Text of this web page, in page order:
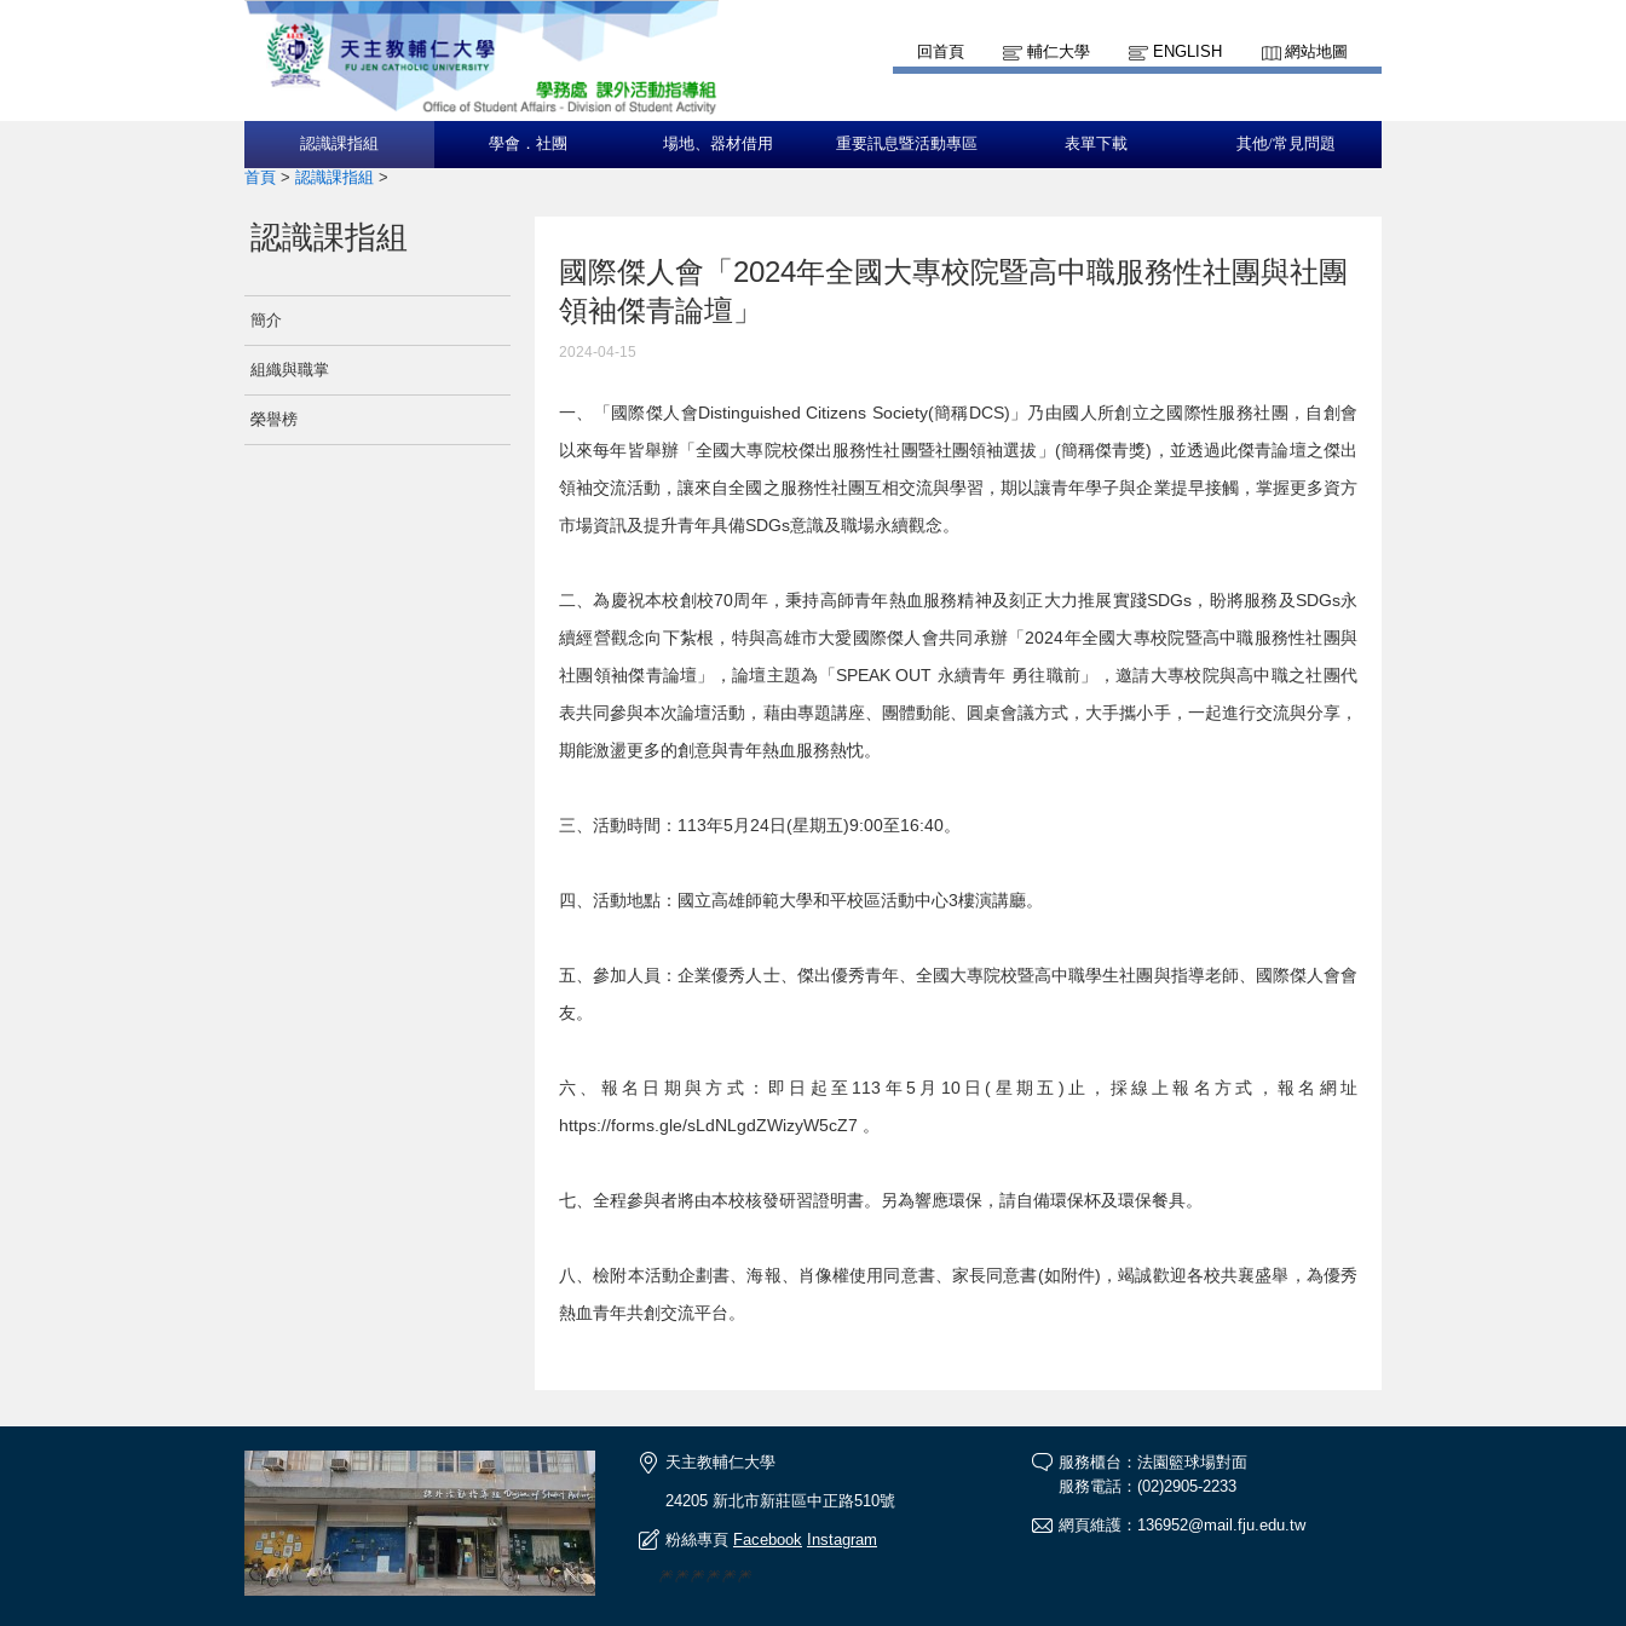
回首頁 輔仁大學 ENGLISH 網站地圖
認識課指組 學會．社團 場地、器材借用 重要訊息暨活動專區 表單下載 其他/常見問題
首頁 > 認識課指組 >
認識課指組
簡介
組織與職掌
榮譽榜
國際傑人會「2024年全國大專校院暨高中職服務性社團與社團
領袖傑青論壇」
2024-04-15
一、「國際傑人會Distinguished Citizens Society(簡稱DCS)」乃由國人所創立之國際性服務社團，自創會
以來每年皆舉辦「全國大專院校傑出服務性社團暨社團領袖選拔」(簡稱傑青獎)，並透過此傑青論壇之傑出
領袖交流活動，讓來自全國之服務性社團互相交流與學習，期以讓青年學子與企業提早接觸，掌握更多資方
市場資訊及提升青年具備SDGs意識及職場永續觀念。
二、為慶祝本校創校70周年，秉持高師青年熱血服務精神及刻正大力推展實踐SDGs，盼將服務及SDGs永
續經營觀念向下紮根，特與高雄市大愛國際傑人會共同承辦「2024年全國大專校院暨高中職服務性社團與
社團領袖傑青論壇」，論壇主題為「SPEAK OUT 永續青年 勇往職前」，邀請大專校院與高中職之社團代
表共同參與本次論壇活動，藉由專題講座、團體動能、圓桌會議方式，大手攜小手，一起進行交流與分享，
期能激盪更多的創意與青年熱血服務熱忱。
三、活動時間：113年5月24日(星期五)9:00至16:40。
四、活動地點：國立高雄師範大學和平校區活動中心3樓演講廳。
五、參加人員：企業優秀人士、傑出優秀青年、全國大專院校暨高中職學生社團與指導老師、國際傑人會會
友。
六、報名日期與方式：即日起至113年5月10日(星期五)止，採線上報名方式，報名網址
https://forms.gle/sLdNLgdZWizyW5cZ7 。
七、全程參與者將由本校核發研習證明書。另為響應環保，請自備環保杯及環保餐具。
八、檢附本活動企劃書、海報、肖像權使用同意書、家長同意書(如附件)，竭誠歡迎各校共襄盛舉，為優秀
熱血青年共創交流平台。
天主教輔仁大學
24205 新北市新莊區中正路510號
粉絲專頁 Facebook Instagram
🎆🎆🎆🎆🎆🎆
服務櫃台：法園籃球場對面
服務電話：(02)2905-2233
網頁維護：136952@mail.fju.edu.tw